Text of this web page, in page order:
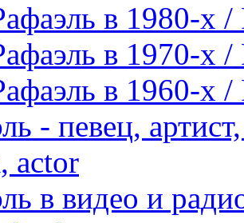
в 1980-х /
в 1970-х /
в 1960-х /
- певец,
actor
в видео и